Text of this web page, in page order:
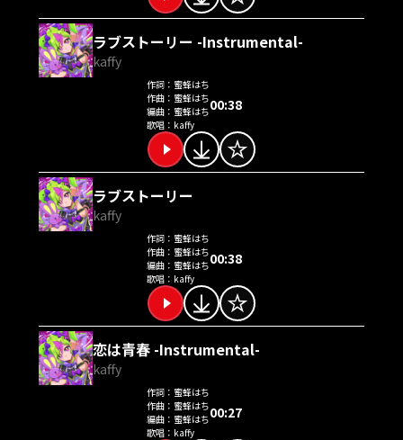
ラブストーリー -Instrumental-
kaffy
作詞： 蜜蜂はち
作曲： 蜜蜂はち
編曲： 蜜蜂はち
歌唱： kaffy
00:38
ラブストーリー
kaffy
作詞： 蜜蜂はち
作曲： 蜜蜂はち
編曲： 蜜蜂はち
歌唱： kaffy
00:38
恋は青春 -Instrumental-
kaffy
作詞： 蜜蜂はち
作曲： 蜜蜂はち
編曲： 蜜蜂はち
歌唱： kaffy
00:27